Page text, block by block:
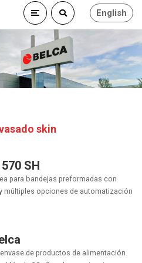
English
skin
SH
para bandejas preformadas con
múltiples opciones de automatización
de productos de alimentación.